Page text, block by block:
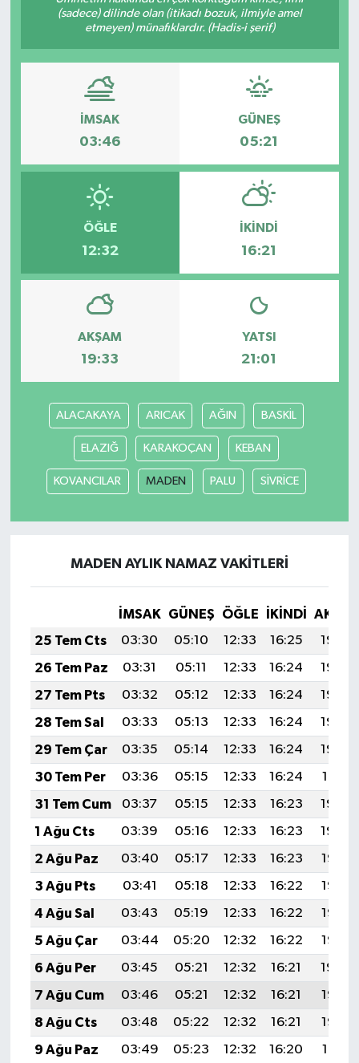
(sadece) dilinde olan (itikadı bozuk, ilmiyle amel
etmeyen) münafıklardır. (Hadis-i şerif)
İMSAK
03:46
GÜNEŞ
05:21
ÖĞLE
12:32
İKINDI
16:21
AKŞAM
19:33
YATSI
21:01
ALACAKAYA ARICAK AĞIN BASKİL
ELAZIĞ KARAKOÇAN KEBAN
KOVANCILAR MADEN PALU SİVRİCE
MADEN AYLIK NAMAZ VAKITLERI
İMSAK GÜNEŞ ÖĞLE İKINDI
25 Tem Cts
03:30 05:10 12:33 16:25
19:46
26 Tem Paz
03:31 05:11 12:33 16:24
19:45
27 Tem Pts
03:32 05:12 12:33 16:24
19:44
28 Tem Sal
03:33 05:13 12:33 16:24
19:43
29 Tem Çar
03:35 05:14 12:33 16:24
19:42
30 Tem Per
03:36 05:15 12:33 16:24
19:41
31 Tem Cum
03:37 05:15 12:33 16:23
19:40
1 Ağu Cts
03:39 05:16 12:33 16:23
19:39
2 Ağu Paz
03:40 05:17 12:33 16:23
19:38
3 Ağu Pts
03:41 05:18 12:33 16:22
19:37
4 Ağu Sal
03:43 05:19 12:33 16:22
19:36
5 Ağu Çar
03:44 05:20 12:32 16:22
19:35
6 Ağu Per
03:45 05:21 12:32 16:21
19:34
7 Ağu Cum
03:46 05:21 12:32 16:21
19:33
8 Ağu Cts
03:48 05:22 12:32 16:21
19:32
9 Ağu Paz
03:49 05:23 12:32 16:20
19:31